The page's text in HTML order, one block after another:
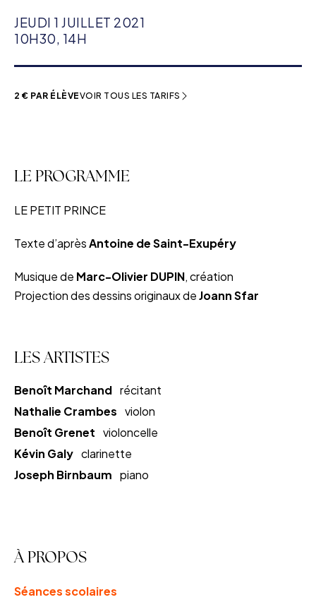
JEUDI 1 JUILLET 2021
10H30, 14H
2 € PAR ÉLÈVEVOIR TOUS LES TARIFS
LE PROGRAMME
LE PETIT PRINCE
Texte d’aprèsAntoine deSaint-Exupéry
Musique de Marc-Olivier DUPIN, création
Projection des dessins originaux deJoann Sfar
LES ARTISTES
Benoît Marchand récitant
Nathalie Crambes violon
Benoît Grenet violoncelle
Kévin Galy clarinette
Joseph Birnbaum piano
À PROPOS
Séances scolaires